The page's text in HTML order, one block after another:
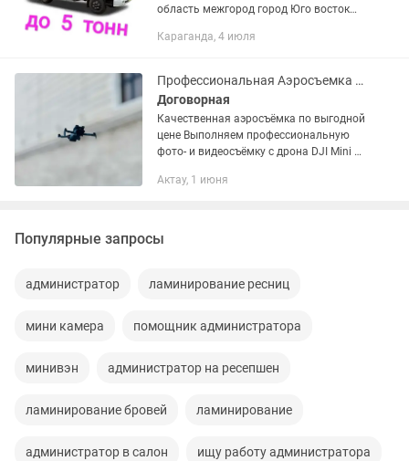
область межгород город Юго восток
Пришахтинск Узенка ЖБИ Сортировка
Осакаровка...
Караганда, 4 июля
Профессиональная Аэросъемка с Трона
Договорная
Качественная аэросъёмка по выгодной
цене Выполняем профессиональную
фото- и видеосъёмку с дрона DJI Mini 5
емкостью аккумулятором имеется
Актау, 1 июня
Популярные запросы
администратор ламинирование ресниц
мини камера помощник администратора
минивэн администратор на ресепшен
ламинирование бровей ламинирование
администратор в салон ищу работу администратора